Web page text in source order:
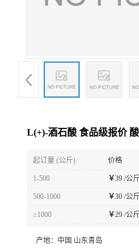
L(+)-酒石酸 食品级报价
起订量 (公斤) 价格
1-500 ￥39 /公
500-1000 ￥30 /公
≥1000 ￥29 /公
产地： 中国 山东青岛